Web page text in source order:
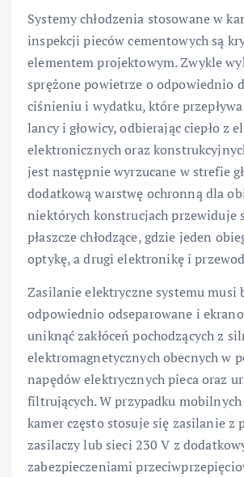
Systemy chłodzenia stosowane w
inspekcji pieców cementowych są
elementem projektowym. Zwykle
sprężone powietrze o odpowiednio
ciśnieniu i wydatku, które
lancy i głowicy, odbierając ciepło z
elektronicznych oraz
jest następnie wyrzucane w strefie
dodatkową warstwę ochronną dla
niektórych konstrucjach przewiduje
płaszcze chłodzące, gdzie jeden
optykę, a drugi elektronikę i
Zasilanie elektryczne systemu musi
odpowiednio odseparowane i
uniknąć zakłóceń pochodzących z
elektromagnetycznych obecnych w
napędów elektrycznych pieca oraz
filtrujących. W przypadku
kamer często stosuje się zasilanie z
zasilaczy lub sieci 230 V z
zabezpieczeniami